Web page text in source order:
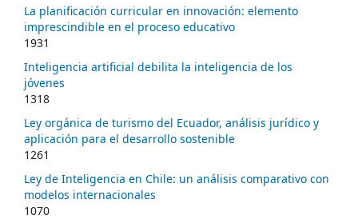
La planificación curricular en innovación: elemento
imprescindible en el proceso educativo
1931
Inteligencia artificial debilita la inteligencia de los
jóvenes
1318
Ley orgánica de turismo del Ecuador, análisis jurídico y
aplicación para el desarrollo sostenible
1261
Ley de Inteligencia en Chile: un análisis comparativo con
modelos internacionales
1070